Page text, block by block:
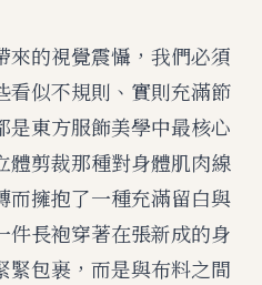
來的視覺震懾，我們必須
看似不規則、實則充滿節
是東方服飾美學中最核心
體剪裁那種對身體肌肉線
而擁抱了一種充滿留白與
件長袍穿著在張新成的身
緊包裹，而是與布料之間